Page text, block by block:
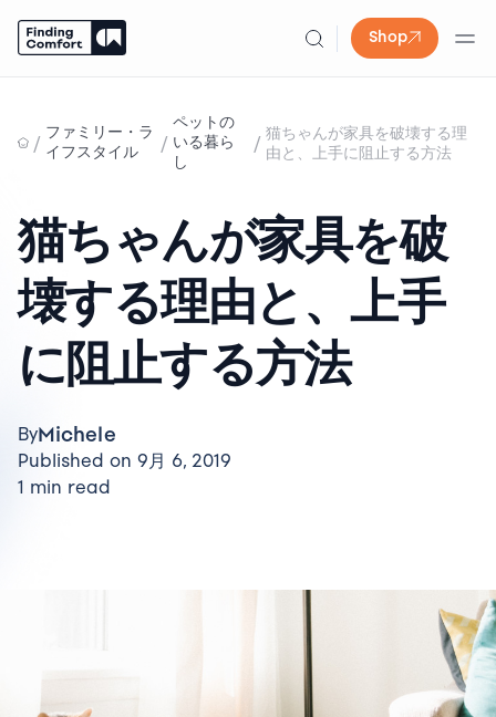
Shop
content
/ ファミリー・ラ
イフスタイル
/
ペットの
いる暮ら
し
/ 猫ちゃんが家具を破壊する理
由と、上手に阻止する方法
猫ちゃんが家具を破
壊する理由と、上手
に阻止する方法
ByMichele
Published on 9月 6, 2019
1 min read